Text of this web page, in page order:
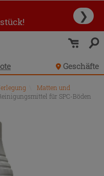
❯
Geschäfte
Matten und
für SPC-Böden